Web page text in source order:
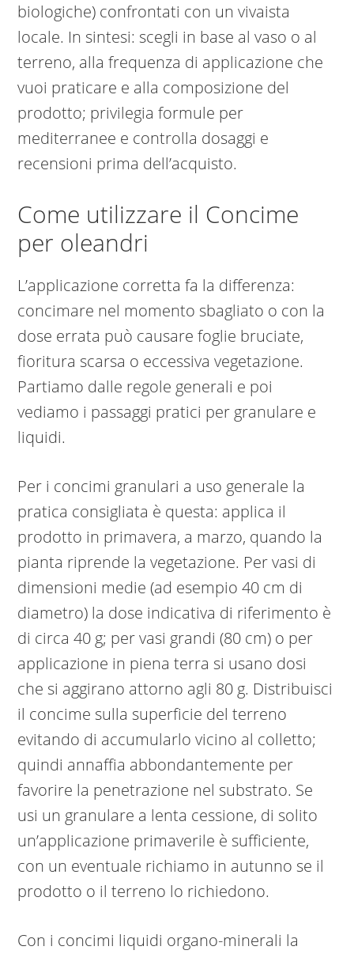
biologiche) confrontati con un vivaista
locale. In sintesi: scegli in base al vaso o al
terreno, alla frequenza di applicazione che
vuoi praticare e alla composizione del
prodotto; privilegia formule per
mediterranee e controlla dosaggi e
recensioni prima dell’acquisto.
Come utilizzare il Concime
per oleandri
L’applicazione corretta fa la differenza:
concimare nel momento sbagliato o con la
dose errata può causare foglie bruciate,
fioritura scarsa o eccessiva vegetazione.
Partiamo dalle regole generali e poi
vediamo i passaggi pratici per granulare e
liquidi.
Per i concimi granulari a uso generale la
pratica consigliata è questa: applica il
prodotto in primavera, a marzo, quando la
pianta riprende la vegetazione. Per vasi di
dimensioni medie (ad esempio 40 cm di
diametro) la dose indicativa di riferimento è
di circa 40 g; per vasi grandi (80 cm) o per
applicazione in piena terra si usano dosi
che si aggirano attorno agli 80 g. Distribuisci
il concime sulla superficie del terreno
evitando di accumularlo vicino al colletto;
quindi annaffia abbondantemente per
favorire la penetrazione nel substrato. Se
usi un granulare a lenta cessione, di solito
un’applicazione primaverile è sufficiente,
con un eventuale richiamo in autunno se il
prodotto o il terreno lo richiedono.
Con i concimi liquidi organo-minerali la